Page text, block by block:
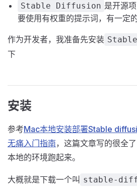
Stable Diffusion 是开源
要使用有权重的提示词，有一定
作为开发者，我准备先安装
下
安装
参考Mac本地安装部署Stable
无痛入门指南，这篇文章写的很全
本地的环境跑起来。
大概就是下载一个叫 stable-